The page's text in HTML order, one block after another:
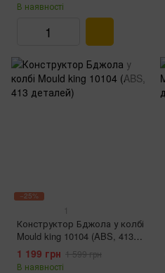
В наявності
−25%
1
Конструктор Бджола у колбі
Mould king 10104 (ABS, 413
деталей)
1 199 грн 1 599 грн
В наявності